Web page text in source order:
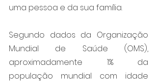
uma pessoa e da sua família.
Segundo dados da Organização
Mundial de Saúde (OMS),
aproximadamente 1% da
população mundial com idade